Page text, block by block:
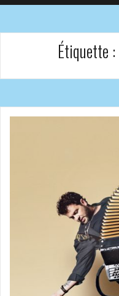
Étiquette :